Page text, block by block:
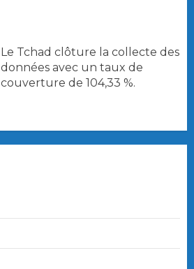
Le Tchad clôture la collecte des
données avec un taux de
couverture de 104,33 %.